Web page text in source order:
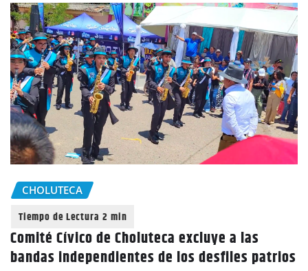
CHOLUTECA
Comité Cívico de Choluteca excluye a las
bandas independientes de los desfiles patrios